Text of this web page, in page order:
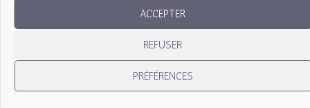
ACCEPTER
REFUSER
PRÉFÉRENCES